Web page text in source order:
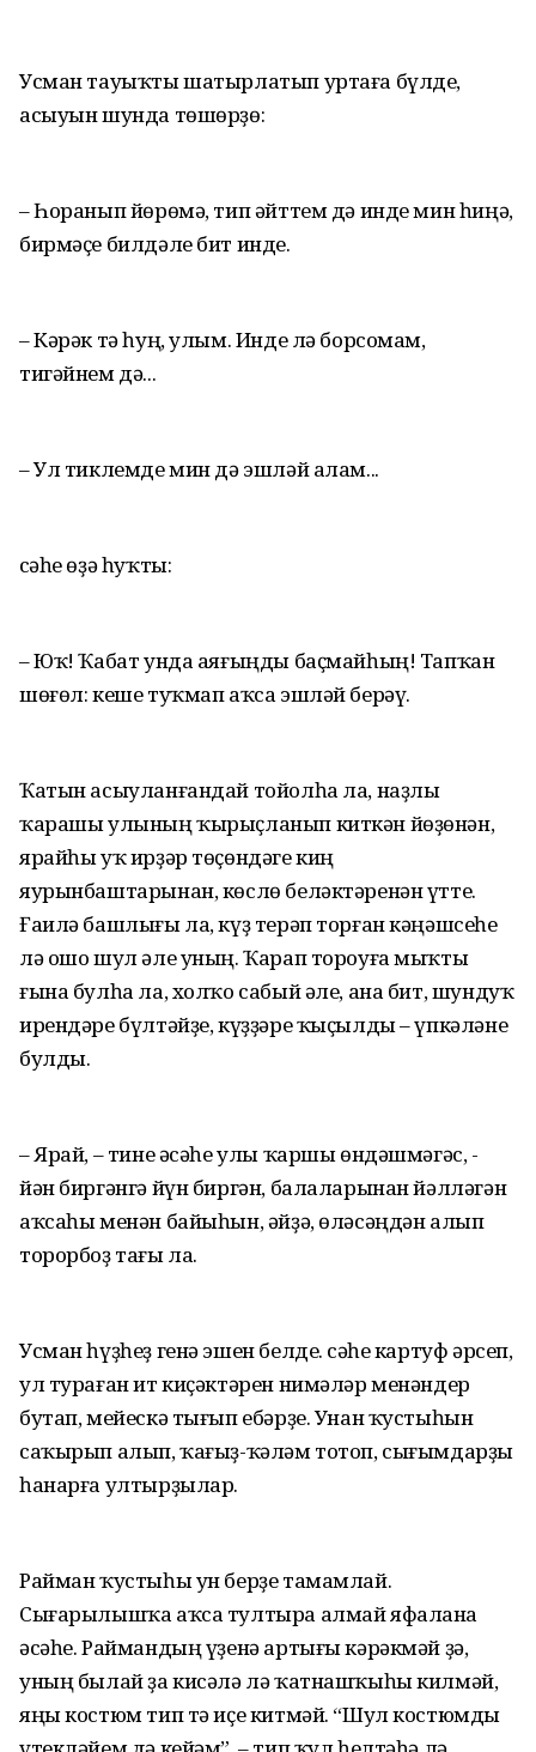
Усман тауыҡты шатырлатып уртаға бүлде,
асыуын шунда төшөрҙө:
– Һоранып йөрөмә, тип әйттем дә инде мин һиңә,
бирмәҫе билдәле бит инде.
– Кәрәк тә һуң, улым. Инде лә борсомам,
тигәйнем дә...
– Ул тиклемде мин дә эшләй алам...
Әсәһе өҙә һуҡты:
– Юҡ! Ҡабат унда аяғыңды баҫмайһың! Тапҡан
шөғөл: кеше туҡмап аҡса эшләй берәү.
Ҡатын асыуланғандай тойолһа ла, наҙлы
ҡарашы улының ҡырыҫланып киткән йөҙөнән,
ярайһы уҡ ирҙәр төҫөндәге киң
яурынбаштарынан, көслө беләктәренән үтте.
Ғаилә башлығы ла, күҙ терәп торған кәңәшсеһе
лә ошо шул әле уның. Ҡарап тороуға мыҡты
ғына булһа ла, холҡо сабый әле, ана бит, шундуҡ
ирендәре бүлтәйҙе, күҙҙәре ҡыҫылды – үпкәләне
булды.
– Ярай, – тине әсәһе улы ҡаршы өндәшмәгәс, -
йән биргәнгә йүн биргән, балаларынан йәлләгән
аҡсаһы менән байыһын, әйҙә, өләсәңдән алып
торорбоҙ тағы ла.
Усман һүҙһеҙ генә эшен белде. Әсәһе картуф әрсеп,
ул тураған ит киҫәктәрен нимәләр менәндер
бутап, мейескә тығып ебәрҙе. Унан ҡустыһын
саҡырып алып, ҡағыҙ-ҡәләм тотоп, сығымдарҙы
һанарға ултырҙылар.
Райман ҡустыһы ун берҙе тамамлай.
Сығарылышҡа аҡса тултыра алмай яфалана
әсәһе. Раймандың үҙенә артығы кәрәкмәй ҙә,
уның былай ҙа кисәлә лә ҡатнашҡыһы килмәй,
яңы костюм тип тә иҫе китмәй. “Шул костюмды